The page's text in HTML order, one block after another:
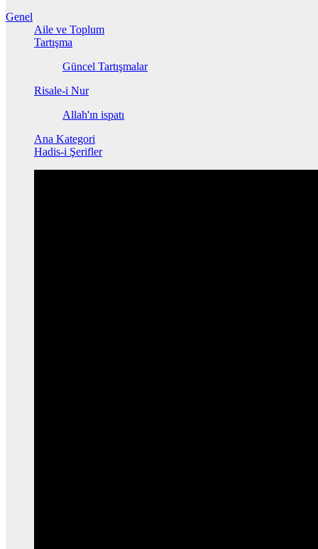
Genel
Aile ve Toplum
Tartışma
Güncel Tartışmalar
Risale-i Nur
Allah'ın ispatı
Ana Kategori
Hadis-i Şerifler